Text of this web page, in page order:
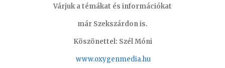
Várjuk a témákat és információkat
már Szekszárdon is.
Köszönettel: Szél Móni
www.oxygenmedia.hu